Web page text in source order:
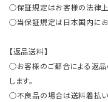
○保証規定はお客様の法律上
○当保証規定は日本国内にお
【返品送料】
○お客様のご都合による返品
します。
○不良品の場合は送料着払い